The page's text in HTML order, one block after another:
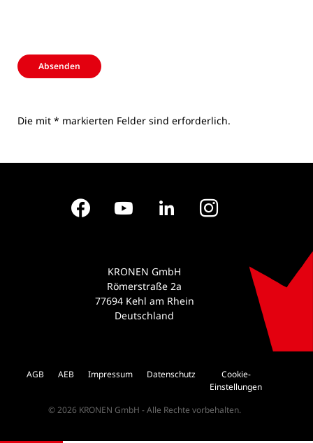
Absenden
Die mit * markierten Felder sind erforderlich.
FacebookYouTube LinkedInInstagram
AGB AEB Impressum Datenschutz
Cookie-
Einstellungen
© 2026 KRONEN GmbH - Alle Rechte vorbehalten.
KRONEN GmbH
Römerstraße 2a
77694 Kehl am Rhein
Deutschland